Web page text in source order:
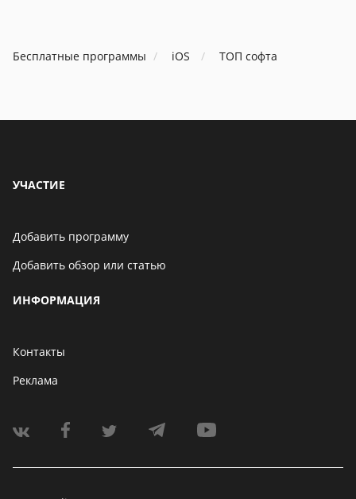
Бесплатные программы iOS ТОП софта
УЧАСТИЕ
Добавить программу
Добавить обзор или статью
ИНФОРМАЦИЯ
Контакты
Реклама